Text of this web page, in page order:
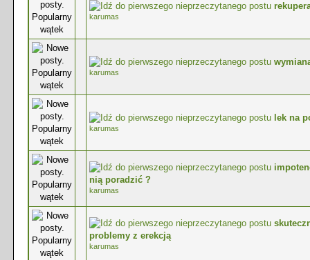
karumas
0 głosów - średnia ocena: 0 na 5 gwiazdek
karumas
0 głosów - średnia ocena: 0 na 5 gwiazdek
lek na
karumas
0 głosów - średnia ocena: 0 na 5 gwiazdek
nią poradzić ?
karumas
0 głosów - średnia ocena: 0 na 5 gwiazdek
problemy z erekcją
karumas
0 głosów - średnia ocena: 0 na 5 gwiazdek